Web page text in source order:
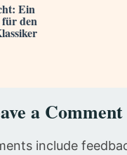
Ein
für den
a Comment
include